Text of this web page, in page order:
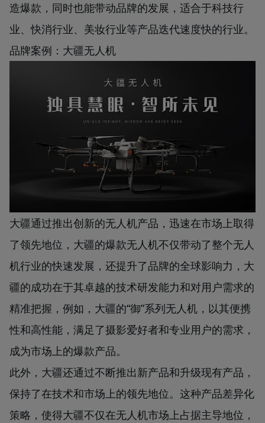
造爆款，同时也能带动品牌的发展，适合于科技行
业、快消行业、美妆行业等产品迭代速度快的行业。
品牌案例：大疆无人机
大疆通过推出创新的无人机产品，迅速在市场上取得
了领先地位，大疆的爆款无人机不仅带动了整个无人
机行业的快速发展，还提升了品牌的全球影响力，大
疆的成功在于其卓越的技术研发能力和对用户需求的
精准把握，例如，大疆的“御”系列无人机，以其便携
性和高性能，满足了摄影爱好者和专业用户的需求，
成为市场上的爆款产品。
此外，大疆还通过不断推出新产品和升级现有产品，
保持了在技术和市场上的领先地位。这种产品差异化
策略，使得大疆不仅在无人机市场上占据主导地位，